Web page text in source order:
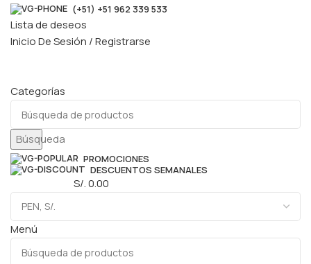
(+51) +51 962 339 533
Lista de deseos
Inicio De Sesión / Registrarse
Categorías
Búsqueda
PROMOCIONES
DESCUENTOS SEMANALES
S/.0.00
Menú